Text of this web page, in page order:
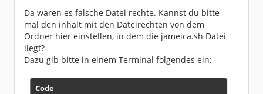
Da waren es falsche Datei rechte. Kannst du bitte
mal den inhalt mit den Dateirechten von dem
Ordner hier einstellen, in dem die jameica.sh Datei
liegt?
Dazu gib bitte in einem Terminal folgendes ein:
Code